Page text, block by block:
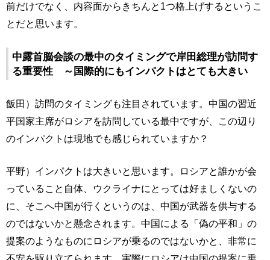
前だけでなく、内容面からきちんと1つ格上げするというこ
とだと思います。
中露首脳会談の最中のタイミングで岸田総理が訪問す
る重要性 ～国際的にもインパクトはとても大きい
飯田）訪問のタイミングも注目されています。中国の習近
平国家主席がロシアを訪問している最中ですが、この辺り
のインパクトは現地でも感じられていますか？
平野）インパクトは大きいと思います。ロシアと誰かが会
っていること自体、ウクライナにとっては好ましくないの
に、そこへ中国が行くというのは、中国が武器を供与する
のではないかと懸念されます。中国による「偽の平和」の
提案のようなものにロシアが乗るのではないかと、非常に